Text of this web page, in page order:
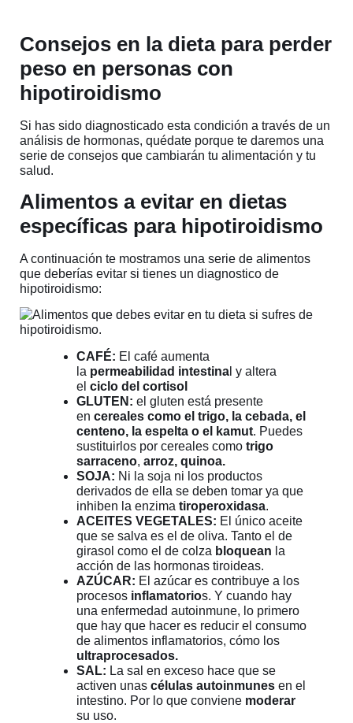
Consejos en la dieta para perder
peso en personas con
hipotiroidismo
Si has sido diagnosticado esta condición a través de un
análisis de hormonas, quédate porque te daremos una
serie de consejos que cambiarán tu alimentación y tu
salud.
Alimentos a evitar en dietas
específicas para hipotiroidismo
A continuación te mostramos una serie de alimentos
que deberías evitar si tienes un diagnostico de
hipotiroidismo:
CAFÉ: El café aumenta
la permeabilidad intestinal y altera
el ciclo del cortisol
GLUTEN: el gluten está presente
en cereales como el trigo, la cebada, el
centeno, la espelta o el kamut. Puedes
sustituirlos por cereales como trigo
sarraceno, arroz, quinoa.
SOJA: Ni la soja ni los productos
derivados de ella se deben tomar ya que
inhiben la enzima tiroperoxidasa.
ACEITES VEGETALES: El único aceite
que se salva es el de oliva. Tanto el de
girasol como el de colza bloquean la
acción de las hormonas tiroideas.
AZÚCAR: El azúcar es contribuye a los
procesos inflamatorios. Y cuando hay
una enfermedad autoinmune, lo primero
que hay que hacer es reducir el consumo
de alimentos inflamatorios, cómo los
ultraprocesados.
SAL: La sal en exceso hace que se
activen unas células autoinmunesen el
intestino. Por lo que conviene moderar
su uso.